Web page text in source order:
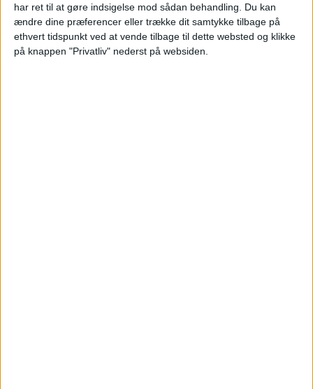
har ret til at gøre indsigelse mod sådan behandling.
Du kan
ændre dine præferencer eller trække dit samtykke tilbage på
ethvert tidspunkt ved at vende tilbage til dette websted og klikke
på knappen "Privatliv" nederst på websiden.